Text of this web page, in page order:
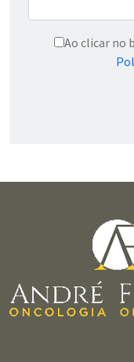
Ao clicar no